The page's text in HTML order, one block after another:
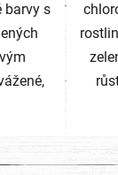
barvy s